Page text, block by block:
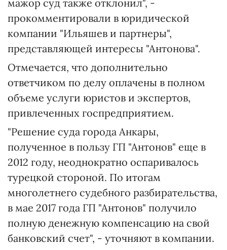
мажор суд также отклонил", -
прокомментировали в юридической
компании "Ильяшев и партнеры",
представляющей интересы "Антонова".
Отмечается, что дополнительно
ответчиком по делу оплачены в полном
объеме услуги юристов и экспертов,
привлеченных госпредприятием.
"Решение суда города Анкары,
полученное в пользу ГП "Антонов" еще в
2012 году, неоднократно оспаривалось
турецкой стороной. По итогам
многолетнего судебного разбирательства,
в мае 2017 года ГП "Антонов" получило
полную денежную компенсацию на свой
банковский счет", - уточняют в компании.